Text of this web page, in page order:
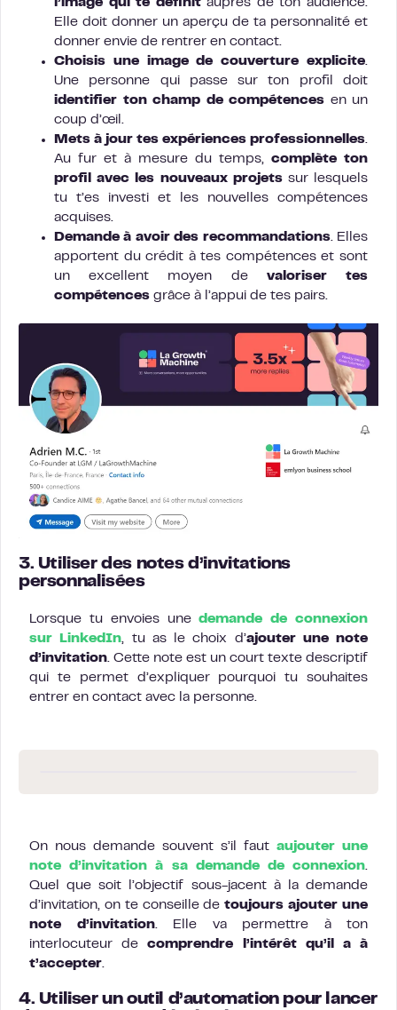
l’image qui te définitauprès de ton audience.
Elle doit donner un aperçu de ta personnalité et
donner envie de rentrer en contact.
Choisis une image de couverture explicite.
Une personne qui passe sur ton profil doit
identifier ton champ de compétences en un
coup d’œil.
Mets à jour tes expériences professionnelles.
Au fur et à mesure du temps, complète ton
profil avec les nouveaux projetssur lesquels
tu t’es investi et les nouvelles compétences
acquises.
Demande à avoir des recommandations. Elles
apportent du crédit à tes compétences et sont
un excellent moyen de valoriser tes
compétences grâce à l’appui de tes pairs.
3. Utiliser des notes d’invitations
personnalisées
Lorsque tu envoies unedemande de connexion
sur LinkedIn, tu as le choix d’ajouter une note
d’invitation. Cette note est un court texte descriptif
qui te permet d’expliquer pourquoi tu souhaites
entrer en contact avec la personne.
On nous demande souvent s’il faut aujouter une
note d’invitation à sa demande de connexion.
Quel que soit l’objectif sous-jacent à la demande
d’invitation, on te conseille detoujours ajouter une
note d’invitation. Elle va permettre à ton
interlocuteur decomprendre l’intérêt qu’il a à
t’accepter.
4. Utiliser un outil d’automation pour lancer